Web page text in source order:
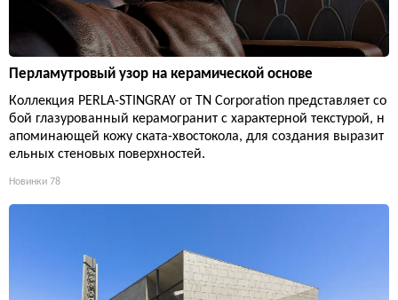
Перламутровый узор на керамической основе
Коллекция PERLA-STINGRAY от TN Corporation представляет со
бой глазурованный керамогранит с характерной текстурой, н
апоминающей кожу ската-хвостокола, для создания выразит
ельных стеновых поверхностей.
Новинки 78